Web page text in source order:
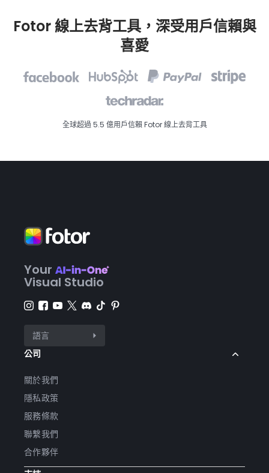
Fotor 線上去背工具，深受用戶信賴與
喜愛
全球超過 5.5 億用戶信賴 Fotor 線上去背工具
Your
Visual Studio
語言
公司
關於我們
隱私政策
服務條款
聯繫我們
合作夥伴